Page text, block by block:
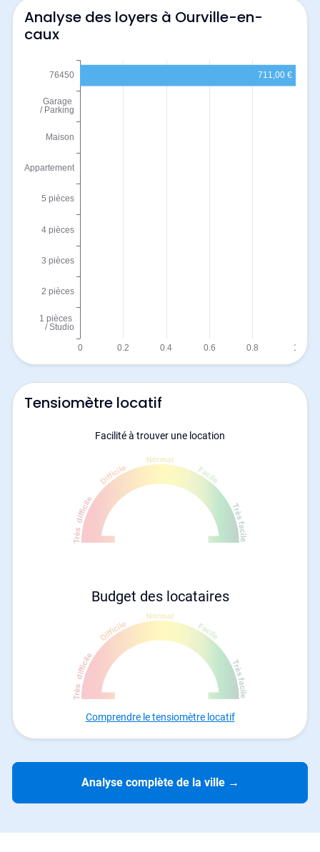
Analyse des loyers à Ourville-en-
caux
Tensiomètre locatif
Facilité à trouver une location
Budget des locataires
Comprendre le tensiomètre locatif
Analyse complète de la ville →